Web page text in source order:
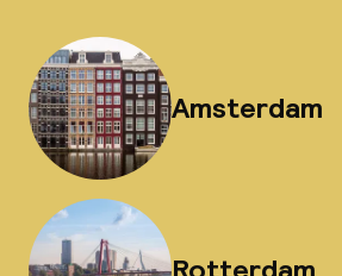
Amsterdam